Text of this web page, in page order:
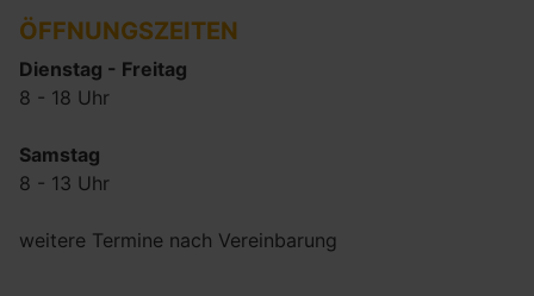
ÖFFNUNGSZEITEN
Dienstag - Freitag
8 - 18 Uhr
Samstag
8 - 13 Uhr
weitere Termine nach Vereinbarung